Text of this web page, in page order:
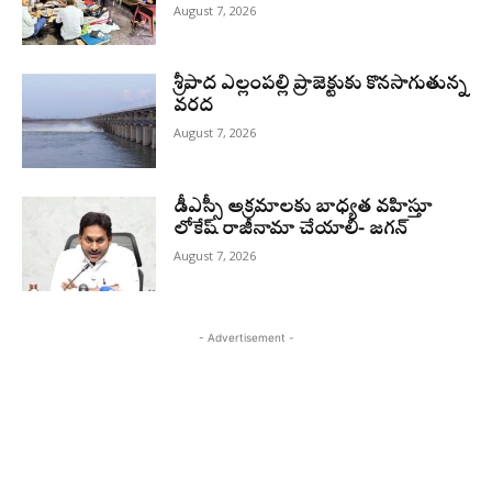
August 7, 2026
శ్రీపాద ఎల్లంపల్లి ప్రాజెక్టుకు కొనసాగుతున్న
వరద
August 7, 2026
డీఎస్సీ అక్రమాలకు బాధ్యత వహిస్తూ
లోకేష్‌ రాజీనామా చేయాలి- జగన్
August 7, 2026
- Advertisement -